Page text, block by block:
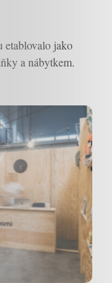
etablovalo jako
a nábytkem.